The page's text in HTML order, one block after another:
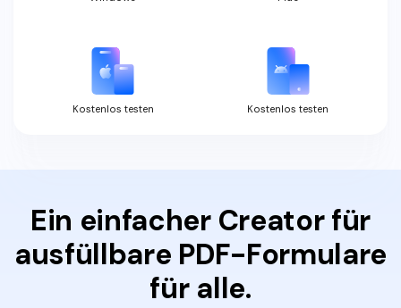
Kostenlos testen Kostenlos testen
Ein einfacher Creator für
ausfüllbare PDF-Formulare
für alle.